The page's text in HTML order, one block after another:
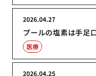
プールの塩素は手足
2026.04.27
医療
2026.04.25